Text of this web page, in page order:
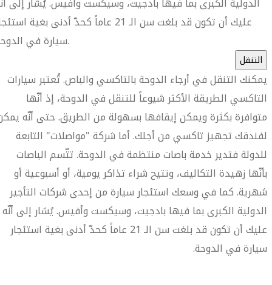
عليك أن تكون قد بلغت سن الـ 21 عاماً كحدّ أدنى بغية
سيارة في الدوحة.
التنقل
يمكنك التنقل في أرجاء الدوحة بالتاكسي والباص. تُعتبر سيارات
التاكسي الطريقة الأكثر شيوعاً للتنقل في الدوحة، إذ أنّها
متوافرة بكثرة ويمكن إيقافها بسهولة من الطريق. حتى أنّه
لفندقك تجهيز تاكسي من أجلك. أما شركة "مواصلات" التابعة
للدولة فتدير خدمة باصات منتظمة في الدوحة. تتّسم الباصات
بأنّها زهيدة التكاليف، وتتيح شراء تذاكر يومية، أو أسبوعية أو
شهرية. كما في وسعك استئجار سيارة من إحدى شركات التأجير
الدولية الكبرى بما فيها بادجيت، وسيكست وأفيس. يُشار إلى أنّه
عليك أن تكون قد بلغت سن الـ 21 عاماً كحدّ أدنى بغية استئجار
سيارة في الدوحة.